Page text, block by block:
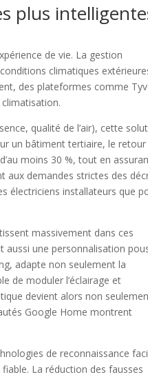
plus
de vie. La gestion
climatiques
des plateformes comme
qualité de l’air), cette
un bâtiment tertiaire, le
moins 30 %, tout en
aux demandes strictes des
électriciens installateurs que
massivement dans ces
aussi une personnalisation
adapte non seulement la
de moduler l’éclairage et
devient alors non
Google Home montrent
de reconnaissance
La réduction des fausses